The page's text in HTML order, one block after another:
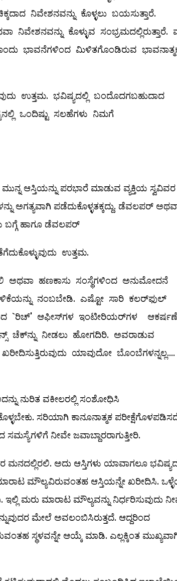
ನಿವೇಶನವನ್ನು ಕೊಳ್ಳಲು ಬಯಸುತ್ತಾರೆ.
ಕೊಳ್ಳುವ ಸಂಭ್ರಮದಲ್ಲಿರುತ್ತಾರೆ.
ಭಾವನೆಗಳಿಂದ ಮಿಳಿತಗೊಂಡಿರುವ
ಉತ್ತಮ. ಭವಿಷ್ಯದಲ್ಲಿ ಬಂದೊದಗಬಹುದಾದ
ಒಂದಿಷ್ಟು ಸಲಹೆಗಳು ನಿಮಗೆ
ಆಸ್ತಿಯನ್ನು ಪರಭಾರೆ ಮಾಡುವ ವ್ಯಕ್ತಿಯ ಸ್ವವಿವರ
ಅಗತ್ಯವಾಗಿ ಪಡೆದುಕೊಳ್ಳತಕ್ಕದ್ದು. ಡೆವಲಪರ್‌
ಬಗ್ಗೆ ಹಾಗೂ ಡೆವಲಪರ್
ಉತ್ತಮ.
ಅಥವಾ ಹಣಕಾಸು ಸಂಸ್ಥೆಗಳಿಂದ ಅನುಮೋದನೆ
ನಂಬಬೇಡಿ. ಎಷ್ಟೋ ಸಾರಿ ಕಲರ್‌ಫುಲ್
`ರಿಚ್‌' ಆಫೀಸ್‌ಗಳ ಇಂಟೀರಿಯರ್‌ಗಳ
ಚೆಕ್‌ನ್ನು ನೀಡಲು ಹೋಗದಿರಿ. ಅವರಾಡುವ
ಯಾವುದೋ ಬೊಂಬೆಗಳನ್ನಲ್ಲ....
ನುರಿತ ವಕೀಲರಲ್ಲಿ ಸಂಶೋಧಿಸಿ
ಸರಿಯಾಗಿ ಕಾನೂನಾತ್ಮಕ
ನೀವೇ ಜವಾಬ್ದಾರರಾಗುತ್ತೀರಿ.
ಮನದಲ್ಲಿರಲಿ. ಅದು ಆಸ್ತಿಗಳು ಯಾವಾಗಲೂ
ಮಾರಾಟ ಮೌಲ್ಯವಿರುವಂತಹ ಆಸ್ತಿಯನ್ನೇ ಖರೀದಿಸಿ.
ಮರು ಮಾರಾಟ ಮೌಲ್ಯವನ್ನು ನಿರ್ಧರಿಸುವುದು
ಮೇಲೆ ಅವಲಂಬಿಸಿರುತ್ತದೆ. ಆದ್ದರಿಂದ
ಸ್ಥಳವನ್ನೇ ಆಯ್ಕೆ ಮಾಡಿ. ಎಲ್ಲಕ್ಕಿಂತ